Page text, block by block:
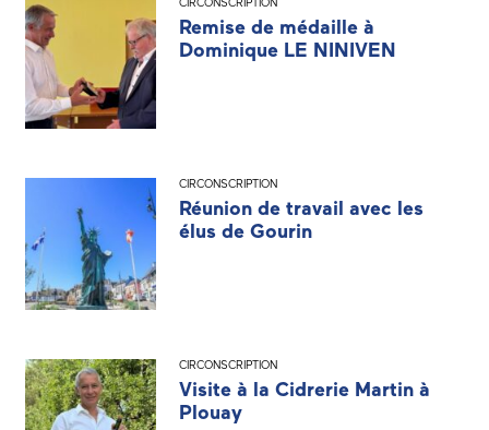
Remise de médaille à
Dominique LE NINIVEN
CIRCONSCRIPTION
Réunion de travail avec les
élus de Gourin
CIRCONSCRIPTION
Visite à la Cidrerie Martin à
Plouay